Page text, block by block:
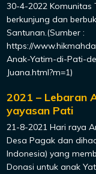
30-4-2022 Komunitas
berkunjung dan
Santunan.(Sumber :
https://
Anak-Yatim-di-Pati-
Juana.html?m=1)
2021 – Lebaran
yayasan Pati
21-8-2021 Hari raya
Desa Pagak dan
Indonesia) yang
Donasi untuk anak